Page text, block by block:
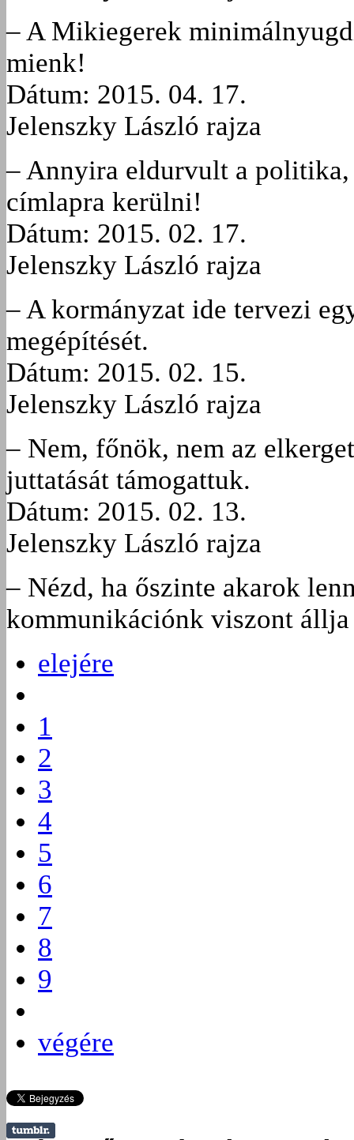
– A Mikiegerek
mienk!
Dátum: 2015. 04. 17.
Jelenszky László rajza
– Annyira eldurvult a politika,
címlapra kerülni!
Dátum: 2015. 02. 17.
Jelenszky László rajza
– A kormányzat ide tervezi
megépítését.
Dátum: 2015. 02. 15.
Jelenszky László rajza
– Nem, főnök, nem az
juttatását támogattuk.
Dátum: 2015. 02. 13.
Jelenszky László rajza
– Nézd, ha őszinte akarok
kommunikációnk viszont állja
elejére
1
2
3
4
5
6
7
8
9
végére